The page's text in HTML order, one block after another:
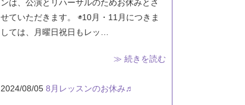
ンは、公演とリハーサルのためお休みとさ
せていただきます。 ◉10月・11月につきま
しては、月曜日祝日もレッ…
≫ 続きを読む
2024/08/05 8月レッスンのお休み♬